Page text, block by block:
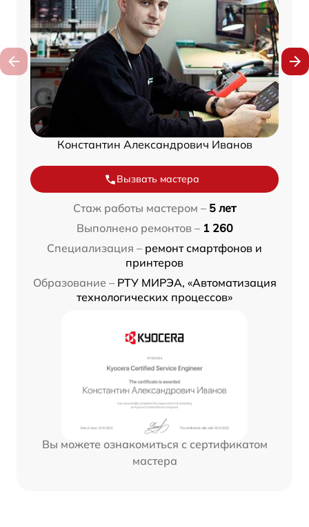
Константин Александрович Иванов
Вызвать мастера
Стаж работы мастером – 5 лет
Выполнено ремонтов – 1 260
Специализация – ремонт смартфонов и
принтеров
Образование – РТУ МИРЭА, «Автоматизация
технологических процессов»
Вы можете ознакомиться с сертификатом
мастера